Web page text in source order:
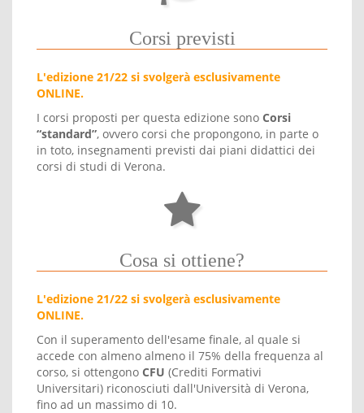
Corsi previsti
L'edizione 21/22 si svolgerà esclusivamente
ONLINE.
I corsi proposti per questa edizione sono Corsi
“standard”, ovvero corsi che propongono, in parte o
in toto, insegnamenti previsti dai piani didattici dei
corsi di studi di Verona.
Cosa si ottiene?
L'edizione 21/22 si svolgerà esclusivamente
ONLINE.
Con il superamento dell'esame finale, al quale si
accede con almeno almeno il 75% della frequenza al
corso, si ottengono CFU (Crediti Formativi
Universitari) riconosciuti dall'Università di Verona,
fino ad un massimo di 10.